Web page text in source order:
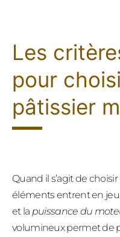
Les
pour
pâtissier
Quand il s’agit de
éléments entrent en
et la puissance du
volumineux permet de